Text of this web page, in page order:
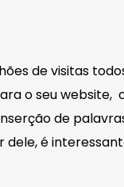
de visitas
o seu
de
é